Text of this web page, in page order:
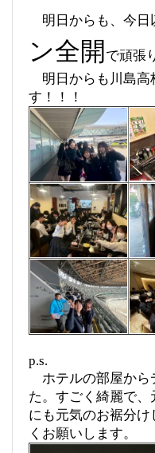
明日からも、今日
ン全開 で頑張
明日からも川島高
す！！！
p.s.
ホテルの部屋から
た。すごく綺麗で
にも元気のお裾分
くお願いします。